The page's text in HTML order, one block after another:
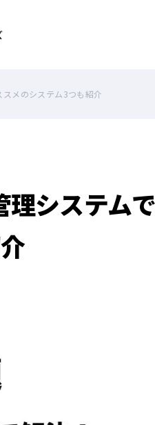
メのシステム3つも紹介
システム